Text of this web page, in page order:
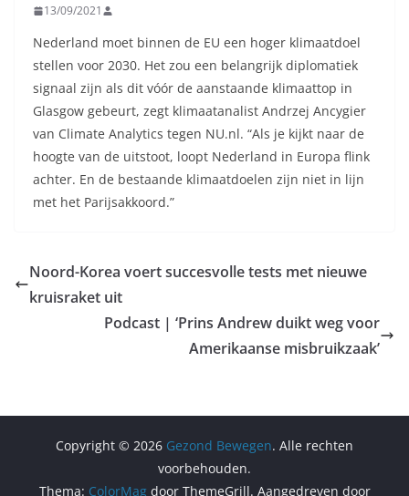
13/09/2021
Nederland moet binnen de EU een hoger klimaatdoel
stellen voor 2030. Het zou een belangrijk diplomatiek
signaal zijn als dit vóór de aanstaande klimaattop in
Glasgow gebeurt, zegt klimaatanalist Andrzej Ancygier
van Climate Analytics tegen NU.nl. “Als je kijkt naar de
hoogte van de uitstoot, loopt Nederland in Europa flink
achter. En de bestaande klimaatdoelen zijn niet in lijn
met het Parijsakkoord.”
Noord-Korea voert succesvolle tests met nieuwe
kruisraket uit
Podcast | ‘Prins Andrew duikt weg voor
Amerikaanse misbruikzaak’
Copyright © 2026 Gezond Bewegen. Alle rechten
voorbehouden.
Thema: ColorMagdoor ThemeGrill. Aangedreven door